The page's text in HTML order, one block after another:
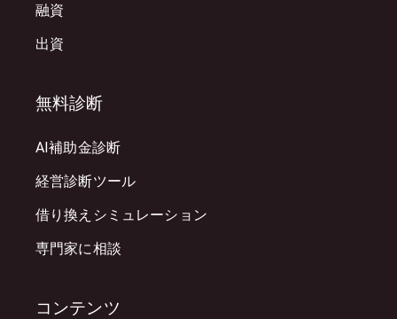
融資
出資
無料診断
AI補助金診断
経営診断ツール
借り換えシミュレーション
専門家に相談
コンテンツ